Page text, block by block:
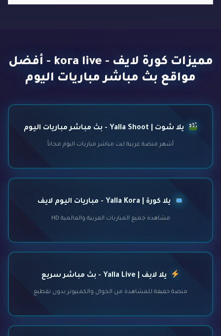
مميزات كورة لايف - kora live - أفضل
مواقع بث مباشر مباريات اليوم
يلا شوت | Yalla Shoot - بث مباشر مباريات اليوم
أشهر منصة عربية لبث مباشر مباريات اليوم مجاناً
يلا كورة | Yalla Kora - مباريات اليوم لايف
مشاهدة جميع المباريات العربية والعالمية HD
يلا لايف | Yalla Live - بث مباشر سريع
منصة خفيفة للمشاهدة من الجوال والكمبيوتر بدون تقطيع